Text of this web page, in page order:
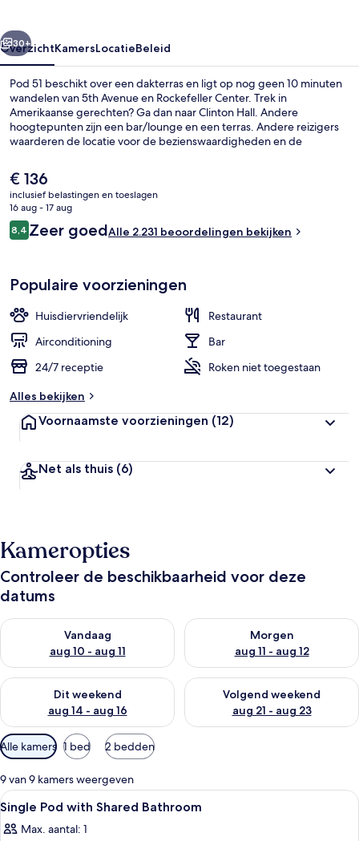
Volgende
30+
OverzichtKamersLocatieBeleid
Pod 51 beschikt over een dakterras en ligt op nog geen 10 minuten
wandelen van 5th Avenue en Rockefeller Center. Trek in
Amerikaanse gerechten? Ga dan naar Clinton Hall. Andere
hoogtepunten zijn een bar/lounge en een terras. Andere reizigers
waarderen de locatie voor de bezienswaardigheden en de
Station loop je in 3 minuten en naar 51 St. Station in 3 minuten.
De
huidige
prijs
is
€ 136
€ 136
inclusief belastingen en toeslagen
16 aug - 17 aug
Beoordelingen
8,48,4 op 10 –
Zeer goedAlle 2.231 beoordelingen bekijken
Populaire voorzieningen
Huisdiervriendelijk
Restaurant
Airconditioning
Bar
24/7 receptie
Roken niet toegestaan
Alles bekijken
Voornaamste voorzieningen (12)
Net als thuis (6)
Kameropties
Controleer de beschikbaarheid voor deze
datums
Vandaag
aug 10 - aug 11
De beschikbaarheid controleren voor vanavond aug 10 - aug
Morgen
aug 11 - aug 12
De beschikbaarheid
Dit weekend
aug 14 - aug 16
De beschikbaarheid controleren voor dit weekend aug 14 -
Volgend weekend
aug 21 - aug 23
De beschikbaarheid
Beschikbare
filters
voor
kamers
Alle kamers 1 bed 2 bedden
9 van 9 kamers weergeven
Alle
foto's
voor
Een bed met een wit-rode
1
Single Pod with Shared Bathroom
Max. aantal: 1